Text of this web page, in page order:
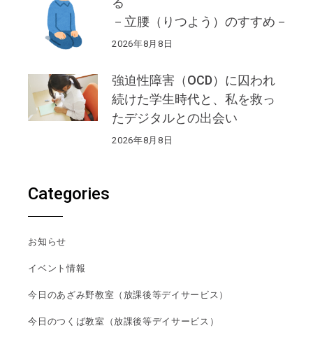
－立腰（りつよう）のすすめ－
2026年8月8日
強迫性障害（OCD）に囚われ
続けた学生時代と、私を救っ
たデジタルとの出会い
2026年8月8日
Categories
お知らせ
イベント情報
今日のあざみ野教室（放課後等デイサービス）
今日のつくば教室（放課後等デイサービス）